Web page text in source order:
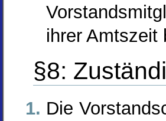
ihrer Amtszeit
§8:
Die